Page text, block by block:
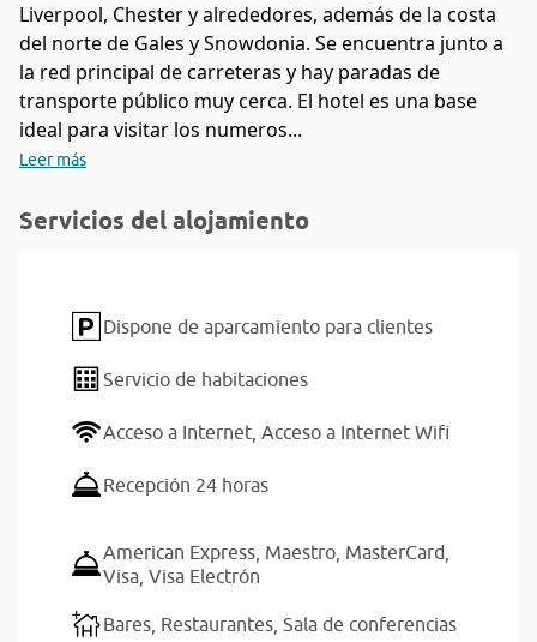
Liverpool, Chester y alrededores, además de la costa
del norte de Gales y Snowdonia. Se encuentra junto a
la red principal de carreteras y hay paradas de
transporte público muy cerca. El hotel es una base
ideal para visitar los numeros...
Leer más
Servicios del alojamiento
Dispone de aparcamiento para clientes
Servicio de habitaciones
Acceso a Internet, Acceso a Internet Wifi
Recepción 24 horas
American Express, Maestro, MasterCard,
Visa, Visa Electrón
Bares, Restaurantes, Sala de conferencias